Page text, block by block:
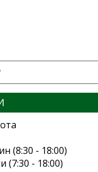
(8:30 - 18:00)
(7:30 - 18:00)